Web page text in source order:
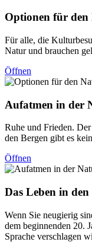
Optionen für den
Für alle, die
Natur und brauchen
Öffnen
Aufatmen in der
Ruhe und Frieden. Der
den Bergen gibt es
Öffnen
Das Leben in
Wenn Sie neugierig
dem beginnenden 20.
Sprache verschlagen